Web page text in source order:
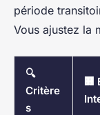
période
Vous ajustez la
🔍
Critère
s
🏢